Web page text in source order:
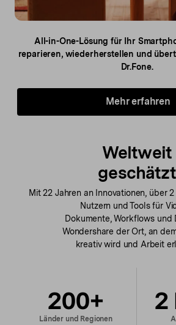
All-in-One-Lösung für Ihr
reparieren,wiederherstellen und
Dr.Fone.
Mehr erfahren
Weltweit
geschätzt
Mit 22 Jahren an Innovationen, über
Nutzern und Tools für
Dokumente, Workflows und
Wondershare der Ort, an
kreativ wird und Arbeit
200+
Länder und Regionen
2